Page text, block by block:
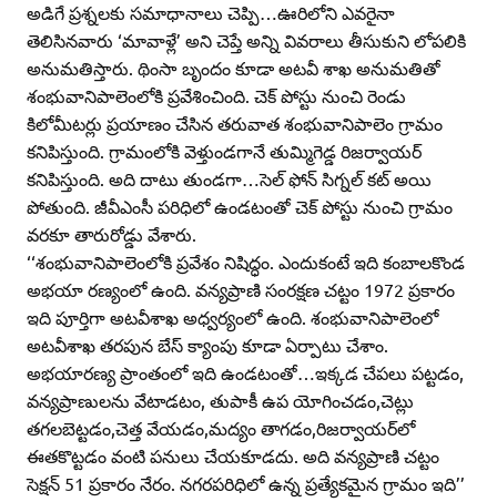
అడిగే ప్రశ్నలకు సమాధానాలు చెప్పి…ఊరిలోని ఎవరైనా
తెలిసినవారు ‘మావాళ్లే’ అని చెప్తే అన్ని వివరాలు తీసుకుని లోపలికి
అనుమతిస్తారు. థింసా బృందం కూడా అటవీ శాఖ అనుమతితో
శంభువానిపాలెంలోకి ప్రవేశించింది. చెక్‌ పోస్టు నుంచి రెండు
కిలోమీటర్లు ప్రయాణం చేసిన తరువాత శంభువానిపాలెం గ్రామం
కనిపిస్తుంది. గ్రామంలోకి వెళ్తుండగానే తుమ్మిగెడ్డ రిజర్వాయర్‌
కనిపిస్తుంది. అది దాటు తుండగా…సెల్‌ ఫోన్‌ సిగ్నల్‌ కట్‌ అయి
పోతుంది. జీవీఎంసీ పరిధిలో ఉండటంతో చెక్‌ పోస్టు నుంచి గ్రామం
వరకూ తారురోడ్డు వేశారు.
‘‘శంభువానిపాలెంలోకి ప్రవేశం నిషిద్ధం. ఎందుకంటే ఇది కంబాలకొండ
అభయా రణ్యంలో ఉంది. వన్యప్రాణి సంరక్షణ చట్టం 1972 ప్రకారం
ఇది పూర్తిగా అటవీశాఖ అధ్వర్యంలో ఉంది. శంభువానిపాలెంలో
అటవీశాఖ తరపున బేస్‌ క్యాంపు కూడా ఏర్పాటు చేశాం.
అభయారణ్య ప్రాంతంలో ఇది ఉండటంతో…ఇక్కడ చేపలు పట్టడం,
వన్యప్రాణులను వేటాడటం, తుపాకీ ఉప యోగించడం,చెట్లు
తగలబెట్టడం,చెత్త వేయడం,మద్యం తాగడం,రిజర్వాయర్‌లో
ఈతకొట్టడం వంటి పనులు చేయకూడదు. అది వన్యప్రాణి చట్టం
సెక్షన్‌ 51 ప్రకారం నేరం. నగరపరిధిలో ఉన్న ప్రత్యేకమైన గ్రామం ఇది’’